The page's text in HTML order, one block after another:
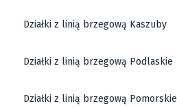
Działki z linią brzegową Kaszuby
Działki z linią brzegową Podlaskie
Działki z linią brzegową Pomorskie